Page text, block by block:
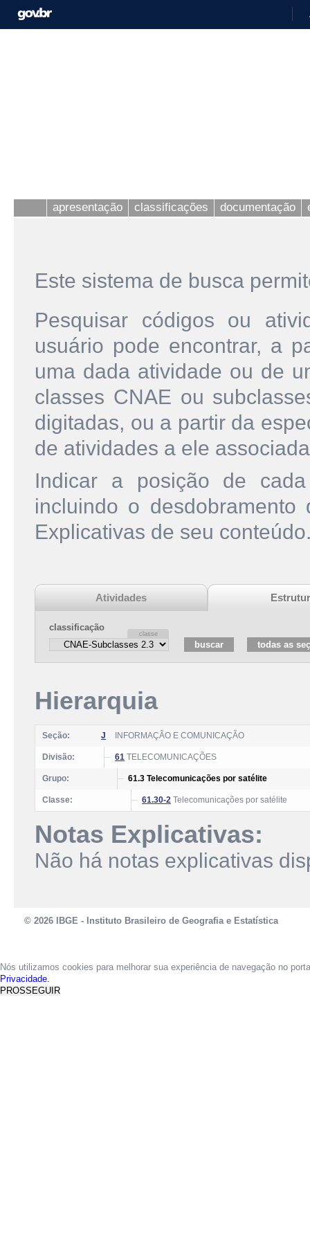
apresentação classificações documentação
Este sistema de busca
Pesquisar códigos ou
usuário pode encontrar, a
uma dada atividade ou de
classes CNAE ou
digitadas, ou a partir da
de atividades a ele
Indicar a posição de
incluindo o
Explicativas de seu
Atividades
classificação
Hierarquia
Seção: J INFORMAÇÃO E COMUNICAÇÃO
Divisão: 61 TELECOMUNICAÇÕES
Grupo: 61.3 Telecomunicações por satélite
Classe: 61.30-2 Telecomunicações por satélite
Notas Explicativas:
Não há notas explicativas
© 2026 IBGE - Instituto Brasileiro de Geografia e Estatística
Nós utilizamos cookies para melhorar sua experiência de navegação no
Privacidade.
PROSSEGUIR